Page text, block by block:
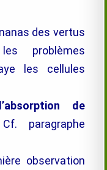
des vertus
problèmes
les cellules
l’absorption de
paragraphe
observation